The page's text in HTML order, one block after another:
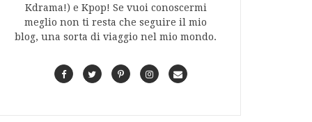
Kdrama!) e Kpop! Se vuoi conoscermi
meglio non ti resta che seguire il mio
blog, una sorta di viaggio nel mio mondo.
F
T
P
I
C